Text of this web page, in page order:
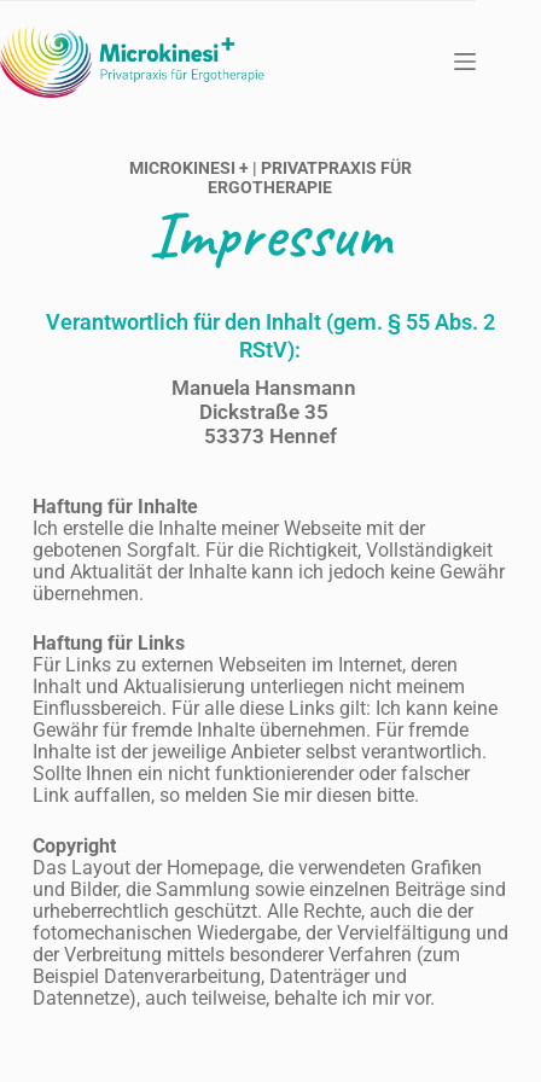
MICROKINESI + | PRIVATPRAXIS FÜR
ERGOTHERAPIE
Impressum
Verantwortlich für den Inhalt (gem. § 55 Abs. 2
RStV):
Manuela Hansmann
Dickstraße 35
53373 Hennef
Haftung für Inhalte
Ich erstelle die Inhalte meiner Webseite mit der
gebotenen Sorgfalt. Für die Richtigkeit, Vollständigkeit
und Aktualität der Inhalte kann ich jedoch keine Gewähr
übernehmen.
Haftung für Links
Für Links zu externen Webseiten im Internet, deren
Inhalt und Aktualisierung unterliegen nicht meinem
Einflussbereich. Für alle diese Links gilt: Ich kann keine
Gewähr für fremde Inhalte übernehmen. Für fremde
Inhalte ist der jeweilige Anbieter selbst verantwortlich.
Sollte Ihnen ein nicht funktionierender oder falscher
Link auffallen, so melden Sie mir diesen bitte.
Copyright
Das Layout der Homepage, die verwendeten Grafiken
und Bilder, die Sammlung sowie einzelnen Beiträge sind
urheberrechtlich geschützt. Alle Rechte, auch die der
fotomechanischen Wiedergabe, der Vervielfältigung und
der Verbreitung mittels besonderer Verfahren (zum
Beispiel Datenverarbeitung, Datenträger und
Datennetze), auch teilweise, behalte ich mir vor.